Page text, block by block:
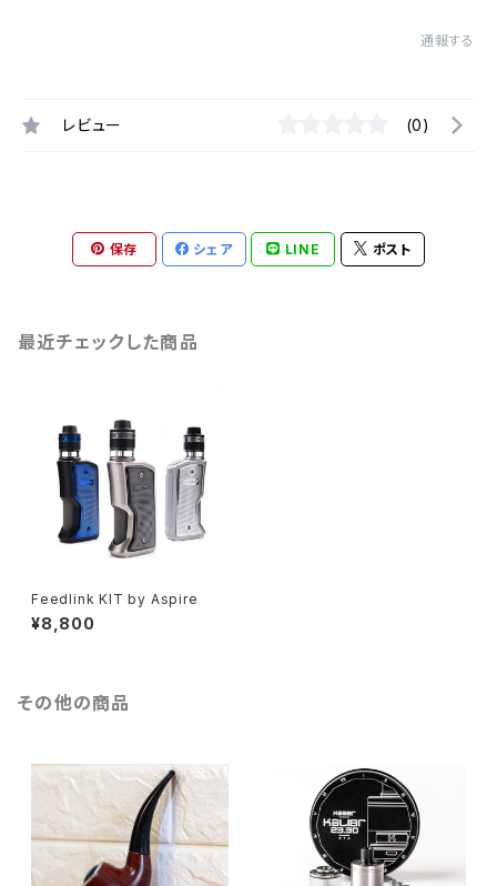
通報する
レビュー (0)
保存 シェア LINE ポスト
最近チェックした商品
Feedlink KIT by Aspire
¥8,800
その他の商品